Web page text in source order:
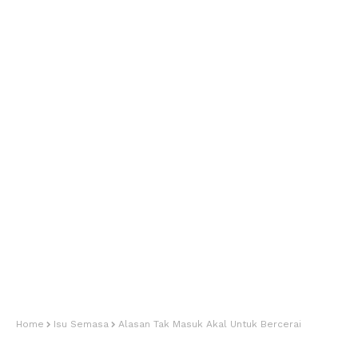
Home Isu Semasa Alasan Tak Masuk Akal Untuk Bercerai